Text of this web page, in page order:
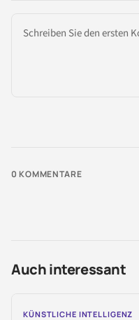
0 KOMMENTARE
Auch interessant
KÜNSTLICHE INTELLIGENZ